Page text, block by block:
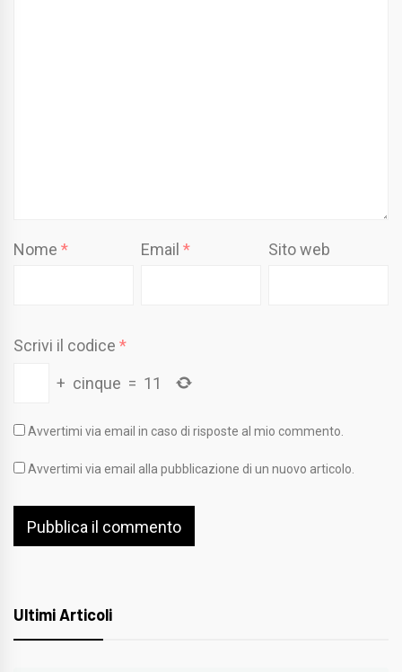
Nome * Email* Sito web
Scrivi il codice *
+ cinque = 11
Avvertimi via email in caso di risposte al mio commento.
Avvertimi via email alla pubblicazione di un nuovo articolo.
Ultimi Articoli